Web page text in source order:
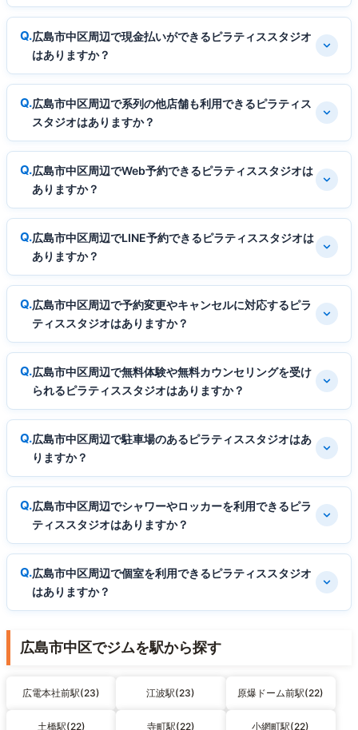
広島市中区周辺で現金払いができるピラティススタジオ
はありますか？
広島市中区周辺で系列の他店舗も利用できるピラティス
スタジオはありますか？
広島市中区周辺でWeb予約できるピラティススタジオは
ありますか？
広島市中区周辺でLINE予約できるピラティススタジオは
ありますか？
広島市中区周辺で予約変更やキャンセルに対応するピラ
ティススタジオはありますか？
広島市中区周辺で無料体験や無料カウンセリングを受け
られるピラティススタジオはありますか？
広島市中区周辺で駐車場のあるピラティススタジオはあ
りますか？
広島市中区周辺でシャワーやロッカーを利用できるピラ
ティススタジオはありますか？
広島市中区周辺で個室を利用できるピラティススタジオ
はありますか？
広島市中区でジムを駅から探す
広電本社前駅(23) 江波駅(23) 原爆ドーム前駅(22)
土橋駅(22) 寺町駅(22) 小網町駅(22)